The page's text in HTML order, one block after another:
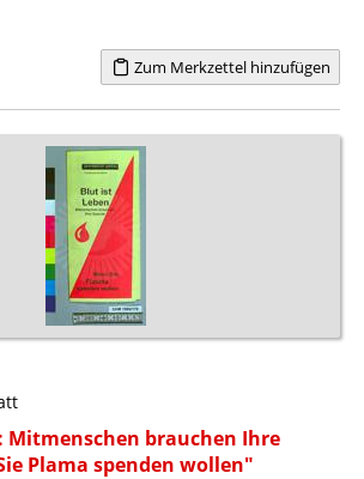
Zum Merkzettel hinzufügen
Mitmenschen brauchen Ihre
Plama spenden wollen"